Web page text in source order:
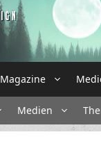
Magazine
Medien